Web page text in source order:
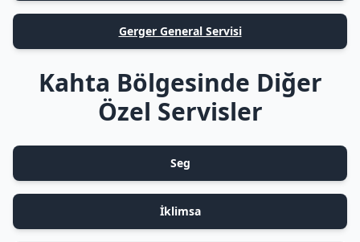
Gerger General Servisi
Kahta Bölgesinde Diğer
Özel Servisler
Seg
İklimsa